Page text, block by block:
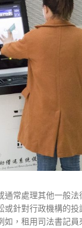
常處理其他一般
針對行政機構的
，租用司法書記